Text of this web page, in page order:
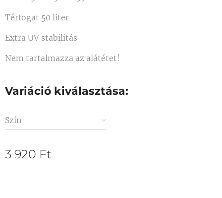
Térfogat 50 liter
Extra UV stabilitás
Nem tartalmazza az alátétet!
Variáció kiválasztása:
Szín
3 920 Ft